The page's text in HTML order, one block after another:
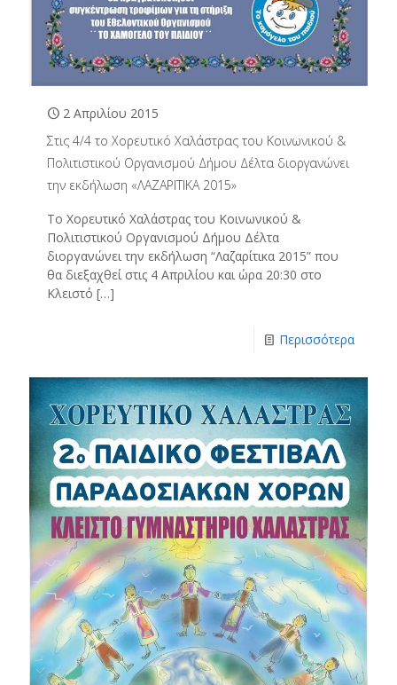
2 Απριλίου 2015
Στις 4/4 το Χορευτικό Χαλάστρας του Κοινωνικού &
Πολιτιστικού Οργανισμού Δήμου Δέλτα διοργανώνει
την εκδήλωση «ΛΑΖΑΡΙΤΙΚΑ 2015»
Το Χορευτικό Χαλάστρας του Κοινωνικού &
Πολιτιστικού Οργανισμού Δήμου Δέλτα
διοργανώνει την εκδήλωση “Λαζαρίτικα 2015” που
θα διεξαχθεί στις 4 Απριλίου και ώρα 20:30 στο
Κλειστό […]
Περισσότερα